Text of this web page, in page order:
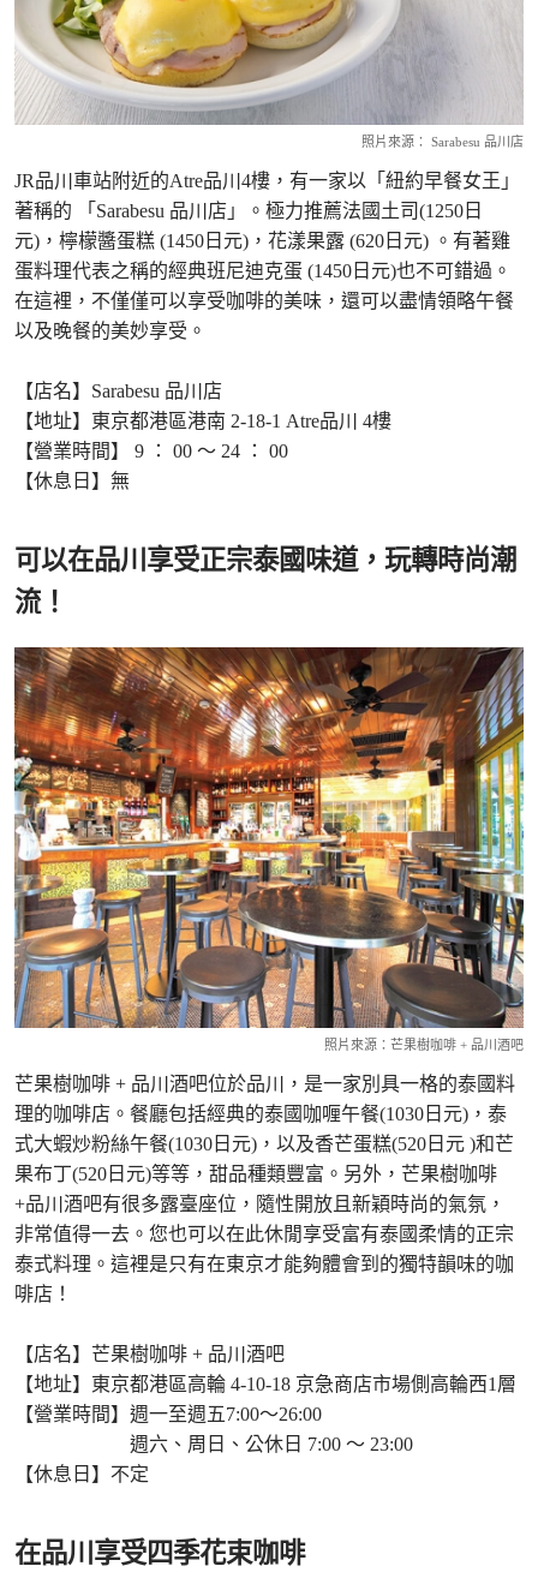
照片來源： Sarabesu 品川店
JR品川車站附近的Atre品川4樓，有一家以「紐約早餐女王」
著稱的 「Sarabesu 品川店」。極力推薦法國土司(1250日
元)，檸檬醬蛋糕 (1450日元)，花漾果露 (620日元) 。有著雞
蛋料理代表之稱的經典班尼迪克蛋 (1450日元)也不可錯過。
在這裡，不僅僅可以享受咖啡的美味，還可以盡情領略午餐
以及晚餐的美妙享受。
【店名】Sarabesu 品川店
【地址】東京都港區港南 2-18-1 Atre品川 4樓
【營業時間】 9 ： 00 ～ 24 ： 00
【休息日】無
可以在品川享受正宗泰國味道，玩轉時尚潮
流！
照片來源：芒果樹咖啡 + 品川酒吧
芒果樹咖啡 + 品川酒吧位於品川，是一家別具一格的泰國料
理的咖啡店。餐廳包括經典的泰國咖喱午餐(1030日元)，泰
式大蝦炒粉絲午餐(1030日元)，以及香芒蛋糕(520日元 )和芒
果布丁(520日元)等等，甜品種類豐富。另外，芒果樹咖啡
+品川酒吧有很多露臺座位，隨性開放且新穎時尚的氣氛，
非常值得一去。您也可以在此休閒享受富有泰國柔情的正宗
泰式料理。這裡是只有在東京才能夠體會到的獨特韻味的咖
啡店！
【店名】芒果樹咖啡 + 品川酒吧
【地址】東京都港區高輪 4-10-18 京急商店市場側高輪西1層
【營業時間】週一至週五7:00～26:00
週六、周日、公休日 7:00 ～ 23:00
【休息日】不定
在品川享受四季花束咖啡